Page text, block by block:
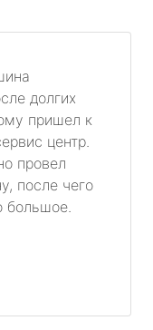
долгих
пришел к
центр.
провел
после чего
большое.